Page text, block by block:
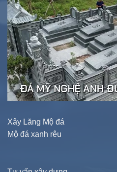
Xây Lăng Mộ đá
Mộ đá xanh rêu